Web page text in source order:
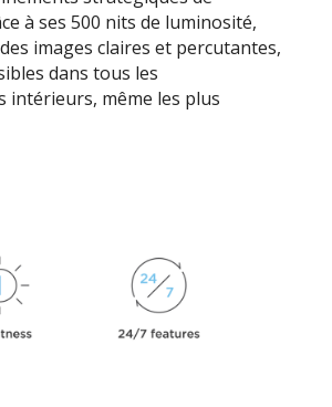
à ses 500 nits de luminosité,
images claires et percutantes,
dans tous les
intérieurs, même les plus